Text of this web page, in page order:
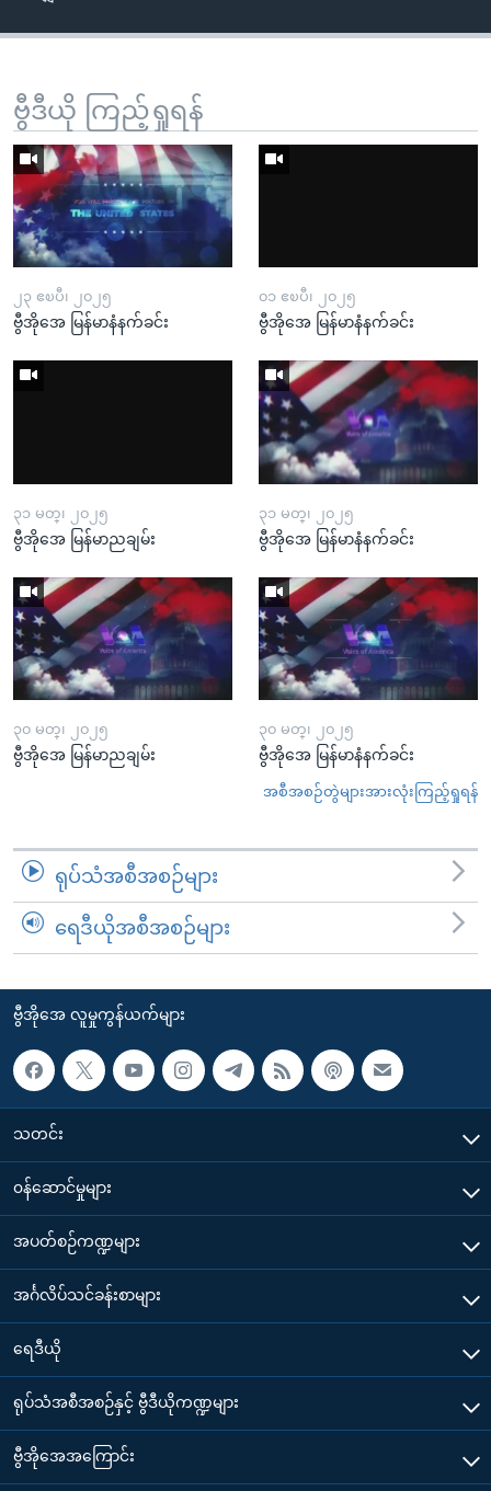
ဗွီဒီယို ကြည့်ရှုရန်
၂၃ ဧၿပီ၊ ၂၀၂၅
ဗွီအိုအေ မြန်မာနံနက်ခင်း
၀၁ ဧၿပီ၊ ၂၀၂၅
ဗွီအိုအေ မြန်မာနံနက်ခင်း
၃၁ မတ္၊ ၂၀၂၅
ဗွီအိုအေ မြန်မာညချမ်း
၃၁ မတ္၊ ၂၀၂၅
ဗွီအိုအေ မြန်မာနံနက်ခင်း
၃၀ မတ္၊ ၂၀၂၅
ဗွီအိုအေ မြန်မာညချမ်း
၃၀ မတ္၊ ၂၀၂၅
ဗွီအိုအေ မြန်မာနံနက်ခင်း
အစီအစဉ်တွဲများအားလုံးကြည့်ရှုရန်
ရုပ်သံအစီအစဉ်များ
ရေဒီယိုအစီအစဉ်များ
ဗွီအိုအေ လူမှုကွန်ယက်များ
သတင်း
၀န်ဆောင်မှုများ
အပတ်စဉ်ကဏ္ဍများ
အင်္ဂလိပ်သင်ခန်းစာများ
ရေဒီယို
ရုပ်သံအစီအစဉ်နှင့် ဗွီဒီယိုကဏ္ဍများ
ဗွီအိုအေအကြောင်း